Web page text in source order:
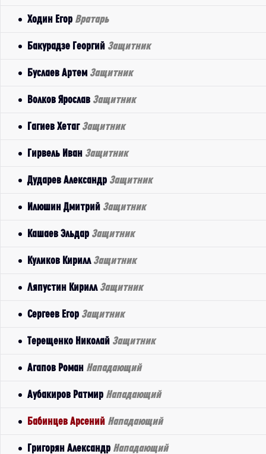
Ходин Егор Вратарь
Бакурадзе Георгий Защитник
Буслаев Артем Защитник
Волков Ярослав Защитник
Гагиев Хетаг Защитник
Гирвель Иван Защитник
Дударев Александр Защитник
Илюшин Дмитрий Защитник
Кашаев Эльдар Защитник
Куликов Кирилл Защитник
Ляпустин Кирилл Защитник
Сергеев Егор Защитник
Терещенко Николай Защитник
Агапов Роман Нападающий
Аубакиров Ратмир Нападающий
Бабинцев Арсений Нападающий
Григорян Александр Нападающий